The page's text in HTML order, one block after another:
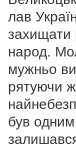
лав
захищати
народ.
мужньо
рятуючи
був одним